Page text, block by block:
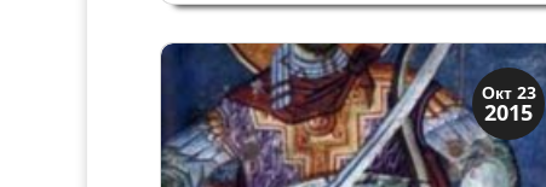
который был почитаем и уважаем всеми
верующими. К этой эпохе относится
«грозовой» колокол Дель Фигар , который...
Окт 23
2015
Святые и реликвии
Традиции